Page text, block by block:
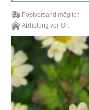
Postversand möglich
Abholung vor Ort